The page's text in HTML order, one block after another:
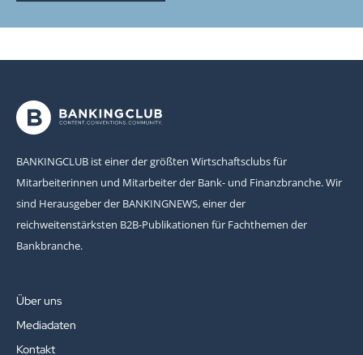
BANKINGCLUB ist einer der größten Wirtschaftsclubs für
Mitarbeiterinnen und Mitarbeiter der Bank- und Finanzbranche. Wir
sind Herausgeber der BANKINGNEWS, einer der
reichweitenstärksten B2B-Publikationen für Fachthemen der
Bankbranche.
Über uns
Mediadaten
Kontakt